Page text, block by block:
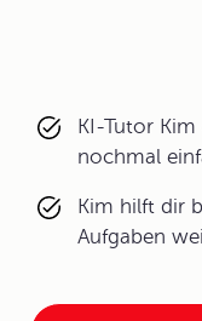
KI-Tutor
nochmal
Kim hilft dir
Aufgaben